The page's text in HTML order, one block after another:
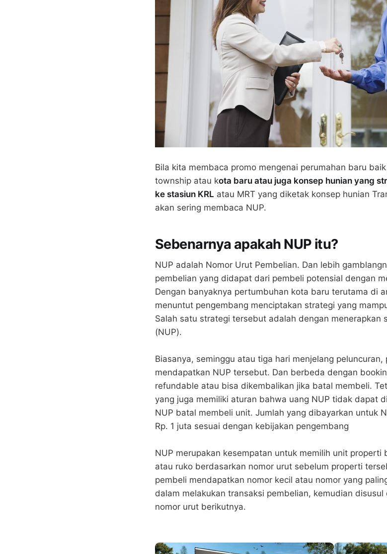
Bila kita membaca promo mengenai perumahan baru
township atau kota baru atau juga konsep hunian yang
ke stasiun KRL atau MRT yang diketak konsep hunian
akan sering membaca NUP.
Sebenarnya apakah NUP itu?
NUP adalah Nomor Urut Pembelian. Dan lebih
pembelian yang didapat dari pembeli potensial dengan
Dengan banyaknya pertumbuhan kota baru terutama di
menuntut pengembang menciptakan strategi yang
Salah satu strategi tersebut adalah dengan menerapkan
(NUP).
Biasanya, seminggu atau tiga hari menjelang
mendapatkan NUP tersebut. Dan berbeda dengan
refundable atau bisa dikembalikan jika batal membeli.
yang juga memiliki aturan bahwa uang NUP tidak dapat
NUP batal membeli unit. Jumlah yang dibayarkan untuk
Rp. 1 juta sesuai dengan kebijakan pengembang
NUP merupakan kesempatan untuk memilih unit properti
atau ruko berdasarkan nomor urut sebelum properti
pembeli mendapatkan nomor kecil atau nomor yang
dalam melakukan transaksi pembelian, kemudian
nomor urut berikutnya.